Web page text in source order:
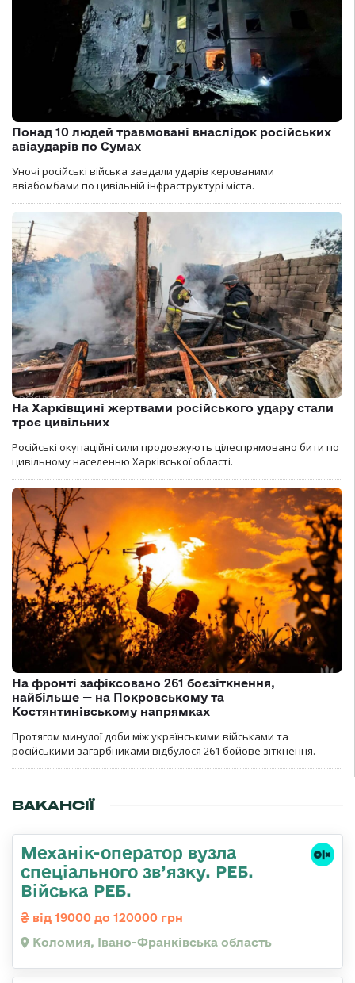
Понад 10 людей травмовані внаслідок російських
авіаударів по Сумах
Уночі російські війська завдали ударів керованими
авіабомбами по цивільній інфраструктурі міста.
На Харківщині жертвами російського удару стали
троє цивільних
Російські окупаційні сили продовжують цілеспрямовано бити по
цивільному населенню Харківської області.
На фронті зафіксовано 261 боєзіткнення,
найбільше — на Покровському та
Костянтинівському напрямках
Протягом минулої доби між українськими військами та
російськими загарбниками відбулося 261 бойове зіткнення.
ВАКАНСІЇ
Механік-оператор вузла
спеціального зв’язку. РЕБ.
Війська РЕБ.
від 19000 до 120000 грн
Коломия, Івано-Франківська область